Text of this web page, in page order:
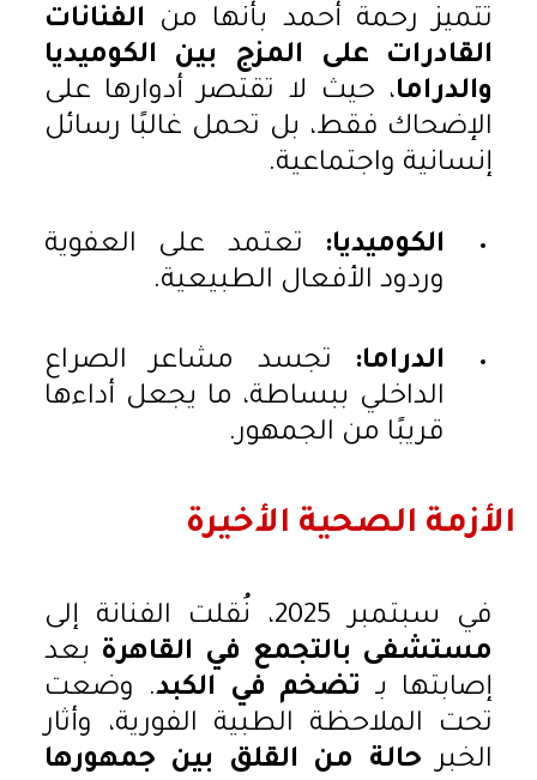
تتميز رحمة أحمد بأنها من الفنانات
القادرات على المزج بين الكوميديا
والدراما، حيث لا تقتصر أدوارها على
الإضحاك فقط، بل تحمل غالبًا رسائل
إنسانية واجتماعية.
الكوميديا: تعتمد على العفوية
وردود الأفعال الطبيعية.
الدراما: تجسد مشاعر الصراع
الداخلي ببساطة، ما يجعل أداءها
قريبًا من الجمهور.
الأزمة الصحية الأخيرة
في سبتمبر 2025، نُقلت الفنانة إلى
مستشفى بالتجمع في القاهرة بعد
إصابتها بـ تضخم في الكبد. وضعت
تحت الملاحظة الطبية الفورية، وأثار
الخبر حالة من القلق بين جمهورها